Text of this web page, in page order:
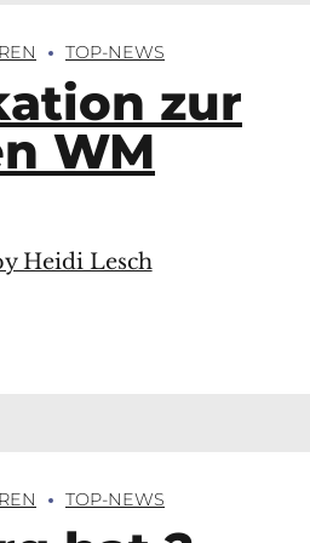
TOP-NEWS
zur
WM
Heidi Lesch
TOP-NEWS